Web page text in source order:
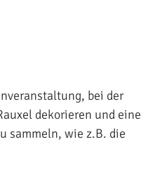
bei der
dekorieren und eine
sammeln, wie z.B. die